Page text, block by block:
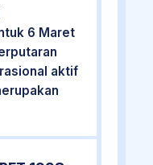
6 Maret
aktif